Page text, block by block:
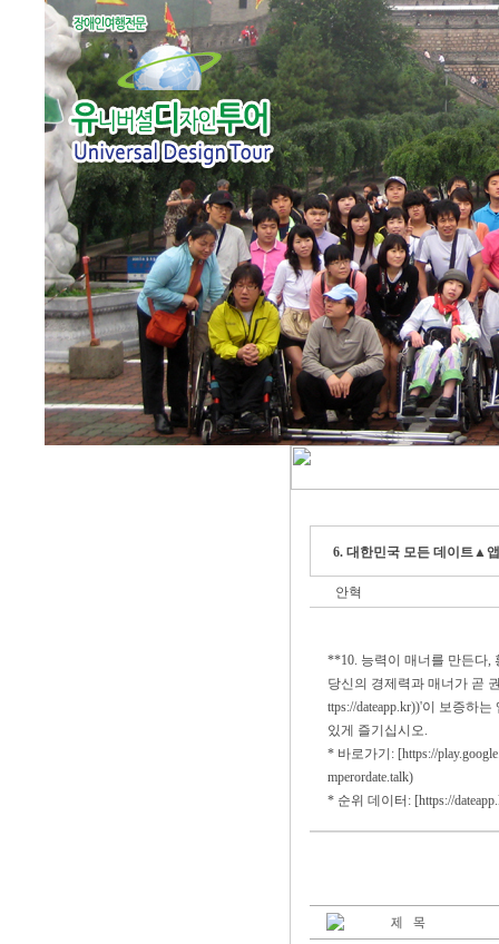
6. 대한민국 모든 데이트▲
안혁
**10. 능력이 매너를 만든다,
당신의 경제력과 매너가 곧
ttps://dateapp.kr))'이 보증하
있게 즐기십시오.
* 바로가기: [https://
mperordate.talk)
* 순위 데이터: [https://